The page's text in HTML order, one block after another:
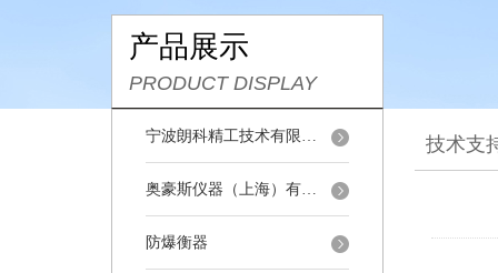
产品展示
PRODUCT DISPLAY
宁波朗科精工技术有限公司
奥豪斯仪器（上海）有限公司
防爆衡器
技术支